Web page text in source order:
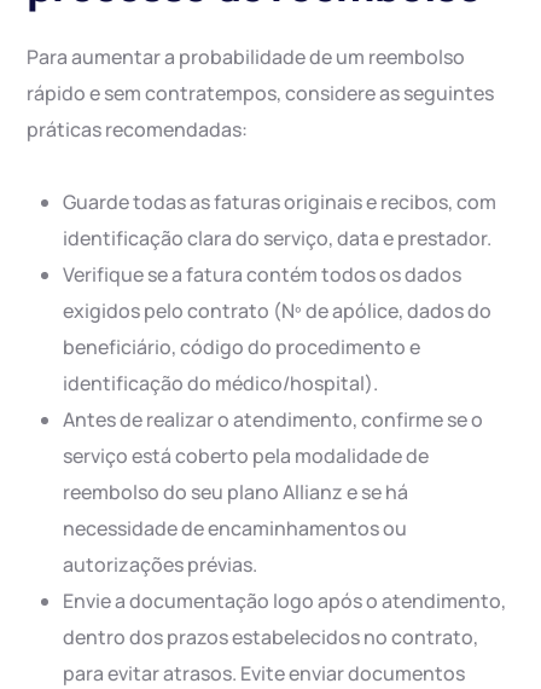
Para aumentar a probabilidade de um reembolso
rápido e sem contratempos, considere as seguintes
práticas recomendadas:
Guarde todas as faturas originais e recibos, com
identificação clara do serviço, data e prestador.
Verifique se a fatura contém todos os dados
exigidos pelo contrato (Nº de apólice, dados do
beneficiário, código do procedimento e
identificação do médico/hospital).
Antes de realizar o atendimento, confirme se o
serviço está coberto pela modalidade de
reembolso do seu plano Allianz e se há
necessidade de encaminhamentos ou
autorizações prévias.
Envie a documentação logo após o atendimento,
dentro dos prazos estabelecidos no contrato,
para evitar atrasos. Evite enviar documentos